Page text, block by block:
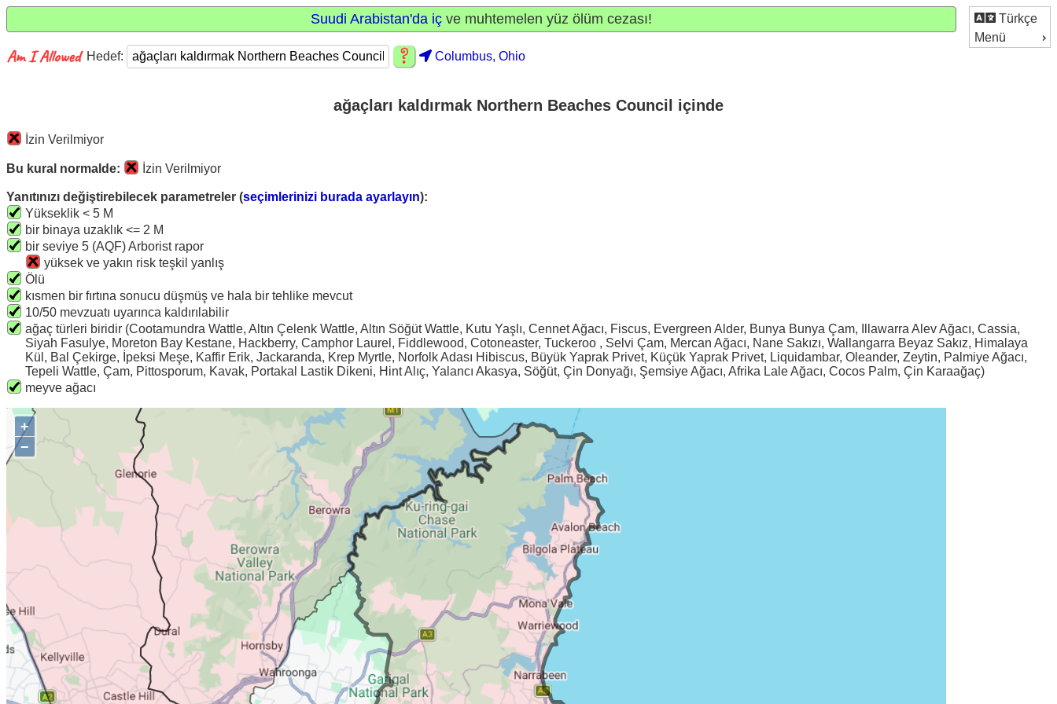
Türkçe
Menü
Suudi Arabistan'da iç ve muhtemelen yüz ölüm cezası!
Hedef: Columbus, Ohio
ağaçları kaldırmak Northern Beaches Council içinde
İzin Verilmiyor
Bu kural normalde: İzin Verilmiyor
Yanıtınızı değiştirebilecek parametreler (seçimlerinizi burada ayarlayın):
Yükseklik < 5 M
bir binaya uzaklık <= 2 M
bir seviye 5 (AQF) Arborist rapor
yüksek ve yakın risk teşkil yanlış
Ölü
kısmen bir fırtına sonucu düşmüş ve hala bir tehlike mevcut
10/50 mevzuatı uyarınca kaldırılabilir
ağaç türleri biridir (Cootamundra Wattle, Altın Çelenk Wattle, Altın Söğüt Wattle, Kutu Yaşlı, Cennet Ağacı, Fiscus, Evergreen Alder, Bunya Bunya Çam, Illawarra Alev Ağacı, Cassia,
Siyah Fasulye, Moreton Bay Kestane, Hackberry, Camphor Laurel, Fiddlewood, Cotoneaster, Tuckeroo , Selvi Çam, Mercan Ağacı, Nane Sakızı, Wallangarra Beyaz Sakız, Himalaya
Kül, Bal Çekirge, İpeksi Meşe, Kaffir Erik, Jackaranda, Krep Myrtle, Norfolk Adası Hibiscus, Büyük Yaprak Privet, Küçük Yaprak Privet, Liquidambar, Oleander, Zeytin, Palmiye Ağacı,
Tepeli Wattle, Çam, Pittosporum, Kavak, Portakal Lastik Dikeni, Hint Alıç, Yalancı Akasya, Söğüt, Çin Donyağı, Şemsiye Ağacı, Afrika Lale Ağacı, Cocos Palm, Çin Karaağaç)
meyve ağacı
+
−